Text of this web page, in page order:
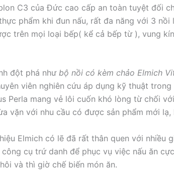
C3 của Đức cao cấp an toàn tuyệt đối
phẩm khi đun nấu, rất đa năng với 3 nồi
trên mọi loại bếp( kể cả bếp từ ), vung
đột phá như bộ nồi có kèm chảo Elmich
viên nghiên cứu áp dụng kỹ thuật trong
Perla mang vẻ lôi cuốn khó lòng từ chối
vặn với nhu cầu có được sản phẩm mới
Elmich có lẽ đã rất thân quen với nhiều
công cụ trứ danh để phục vụ việc nấu ăn
và thì giờ chế biến món ăn.